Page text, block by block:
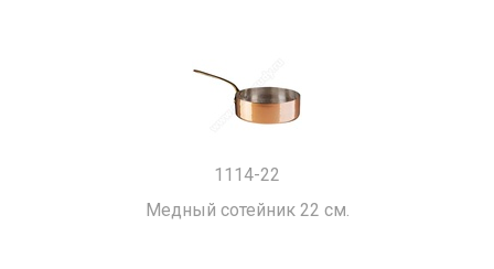
1114-22
Медный сотейник 22 см.